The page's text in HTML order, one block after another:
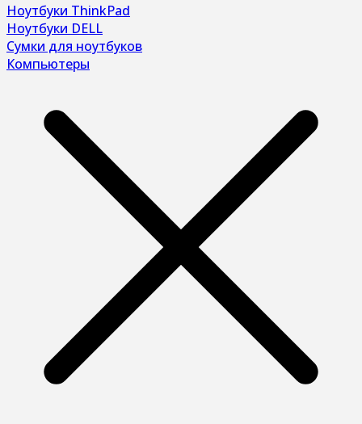
Ноутбуки ThinkPad
Ноутбуки DELL
Сумки для ноутбуков
Компьютеры